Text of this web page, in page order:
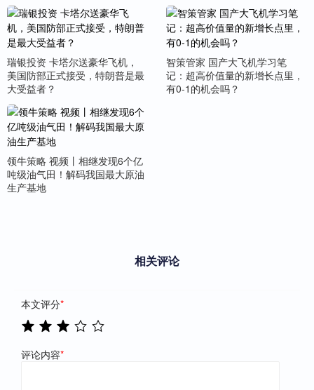
瑞银投资 卡塔尔送豪华飞机，
美国防部正式接受，特朗普是最
大受益者？
智策管家 国产大飞机学习笔
记：超高价值量的新增长点里，
有0-1的机会吗？
领牛策略 视频丨相继发现6个亿
吨级油气田！解码我国最大原油
生产基地
相关评论
本文评分*
评论内容*